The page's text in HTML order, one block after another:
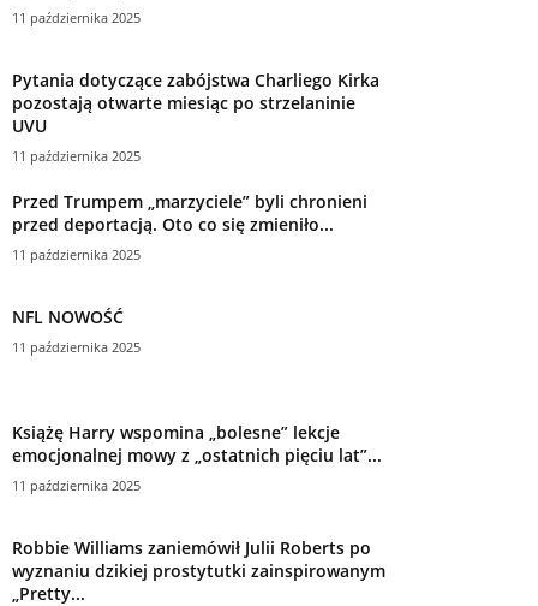
11 października 2025
Pytania dotyczące zabójstwa Charliego Kirka
pozostają otwarte miesiąc po strzelaninie
UVU
11 października 2025
Przed Trumpem „marzyciele” byli chronieni
przed deportacją. Oto co się zmieniło...
11 października 2025
NFL NOWOŚĆ
11 października 2025
Książę Harry wspomina „bolesne” lekcje
emocjonalnej mowy z „ostatnich pięciu lat”...
11 października 2025
Robbie Williams zaniemówił Julii Roberts po
wyznaniu dzikiej prostytutki zainspirowanym
„Pretty...